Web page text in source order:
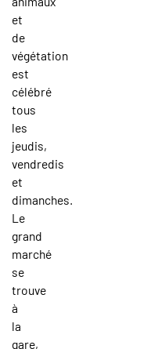
et
de
végétation
est
célébré
tous
les
jeudis,
vendredis
et
dimanches.
Le
grand
marché
se
trouve
à
la
gare,